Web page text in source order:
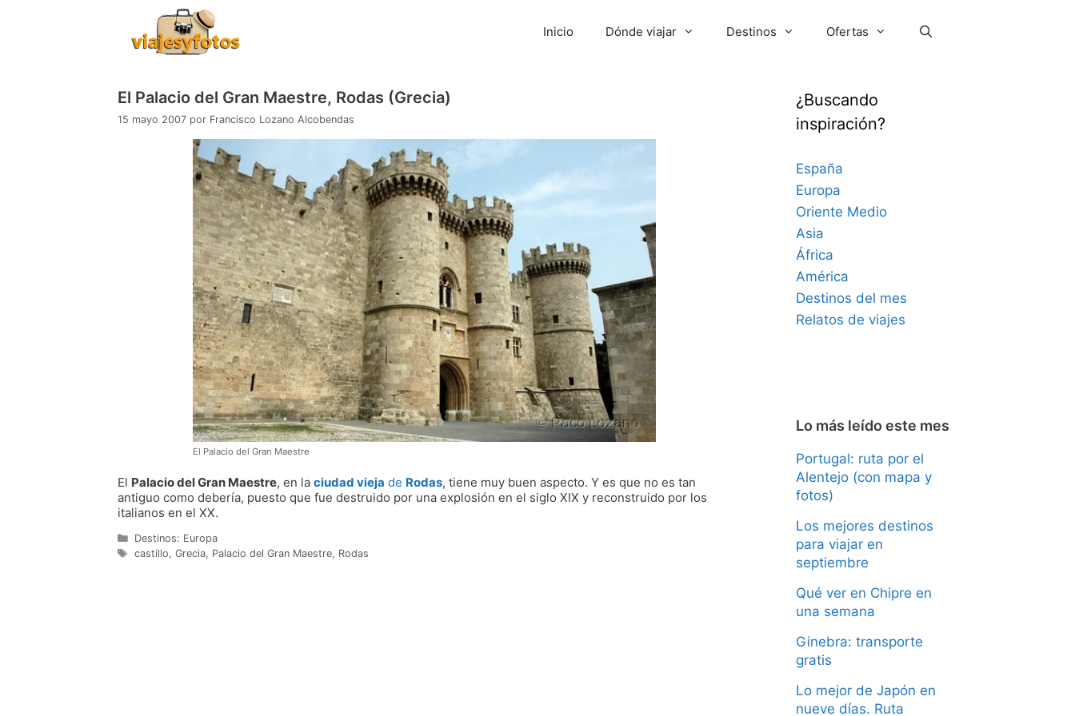
Inicio Dónde viajar Destinos Ofertas
El Palacio del Gran Maestre, Rodas (Grecia)
15 mayo 2007 por Francisco Lozano Alcobendas
El Palacio del Gran Maestre
El Palacio del Gran Maestre, en la ciudad vieja de Rodas, tiene muy buen aspecto. Y es que no es tan
antiguo como debería, puesto que fue destruido por una explosión en el siglo XIX y reconstruido por los
italianos en el XX.
Categorías
Destinos: Europa
Etiquetas
castillo, Grecia, Palacio del Gran Maestre, Rodas
¿Buscando
inspiración?
España
Europa
Oriente Medio
Asia
África
América
Destinos del mes
Relatos de viajes
Lo más leído este mes
Portugal: ruta por el
Alentejo (con mapa y
fotos)
Los mejores destinos
para viajar en
septiembre
Qué ver en Chipre en
una semana
Ginebra: transporte
gratis
Lo mejor de Japón en
nueve días. Ruta